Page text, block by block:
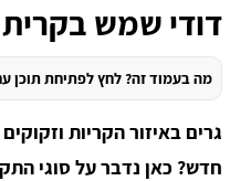
דודי שמש בקרית
מה בעמוד זה? לחץ לפתיחת תוכן
גרים באיזור הקריות
חדש? כאן נדבר על סוגי